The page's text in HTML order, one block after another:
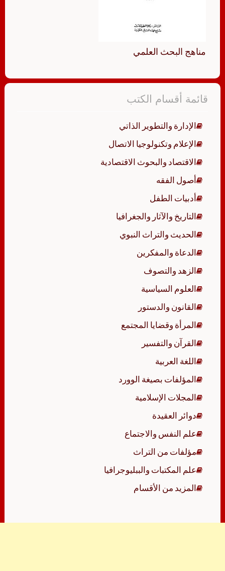
مناهج البحث العلمي
قائمة أقسام الكتب
الإدارة والتطوير الذاتي
الإعلام وتكنولوجيا الاتصال
الاقتصاد والبحوث الاقتصادية
أصول الفقه
أدبيات الطفل
التاريخ والآثار والجغرافيا
الحديث والتراث النبوي
الدعاة والمفكرين
الزهد والتصوف
العلوم السياسية
القانون والدستور
المرأة وقضايا المجتمع
القرآن والتفسير
اللغة العربية
المؤلفات بصيغة الوورد
المجلات الإسلامية
دوائر العقيدة
علم النفس والاجتماع
مؤلفات من التراث
علم المكتبات والببليوجرافيا
المزيد من الأقسام